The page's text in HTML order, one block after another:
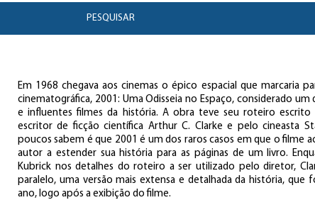
PESQUISAR
Em 1968 chegava aos cinemas o épico espacial que marcaria
cinematográfica, 2001: Uma Odisseia no Espaço, considerado
e influentes filmes da história. A obra teve seu roteiro escrito
escritor de ficção científica Arthur C. Clarke e pelo cineasta
poucos sabem é que 2001 é um dos raros casos em que o filme
autor a estender sua história para as páginas de um livro.
Kubrick nos detalhes do roteiro a ser utilizado pelo diretor,
paralelo, uma versão mais extensa e detalhada da história, que
ano, logo após a exibição do filme.